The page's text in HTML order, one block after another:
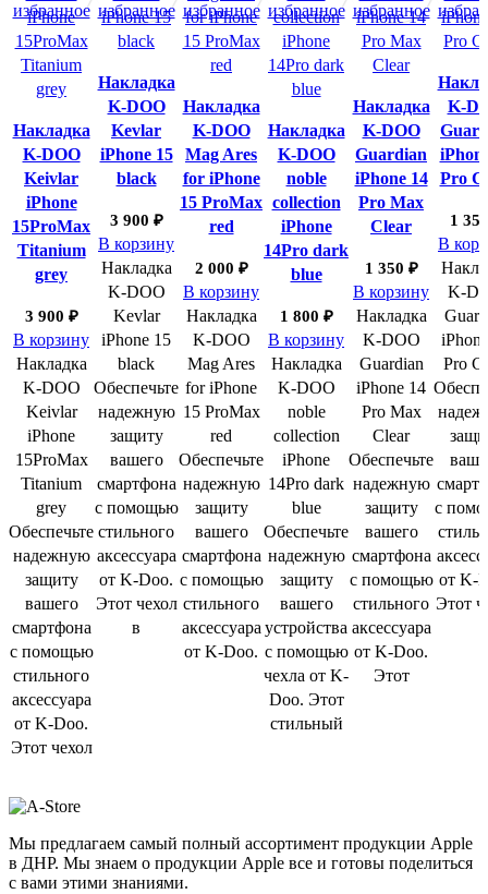
избранное
Накладка
K-DOO
Keivlar
iPhone
15ProMax
Titanium
grey
3 900 ₽
В корзину
Накладка
K-DOO
Keivlar
iPhone
15ProMax
Titanium
grey
Обеспечьте
надежную
защиту
вашего
смартфона
с помощью
стильного
аксессуара
от K-Doo.
Этот чехол
избранное
Накладка
K-DOO
Kevlar
iPhone 15
black
3 900 ₽
В корзину
Накладка
K-DOO
Kevlar
iPhone 15
black
Обеспечьте
надежную
защиту
вашего
смартфона
с помощью
стильного
аксессуара
от K-Doo.
Этот чехол
в
избранное
Накладка
K-DOO
Mag Ares
for iPhone
15 ProMax
red
2 000 ₽
В корзину
Накладка
K-DOO
Mag Ares
for iPhone
15 ProMax
red
Обеспечьте
надежную
защиту
вашего
смартфона
с помощью
стильного
аксессуара
от K-Doo.
избранное
Накладка
K-DOO
noble
collection
iPhone
14Pro dark
blue
1 800 ₽
В корзину
Накладка
K-DOO
noble
collection
iPhone
14Pro dark
blue
Обеспечьте
надежную
защиту
вашего
устройства
с помощью
чехла от K-
Doo. Этот
стильный
избранное
Накладка
K-DOO
Guardian
iPhone 14
Pro Max
Clear
1 350 ₽
В корзину
Накладка
K-DOO
Guardian
iPhone 14
Pro Max
Clear
Обеспечьте
надежную
защиту
вашего
смартфона
с помощью
стильного
аксессуара
от K-Doo.
Этот
K-
Pro
1
В
K-
Pro
с
от K-
Этот
Мы предлагаем самый полный ассортимент продукции Apple
в ДНР. Мы знаем о продукции Apple все и готовы поделиться
с вами этими знаниями.